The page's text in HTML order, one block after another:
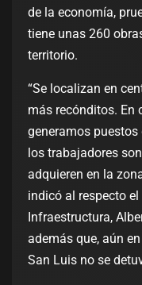
de la economía,
tiene unas 260
territorio.
“Se localizan en
más recónditos. En
generamos
los trabajadores
adquieren en la
indicó al respecto
Infraestructura,
además que, aún
San Luis no se